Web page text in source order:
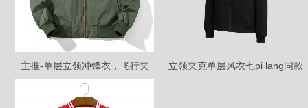
主推-单层立领冲锋衣，飞行夹
克，251746J21
立领夹克单层风衣七pi lang同款